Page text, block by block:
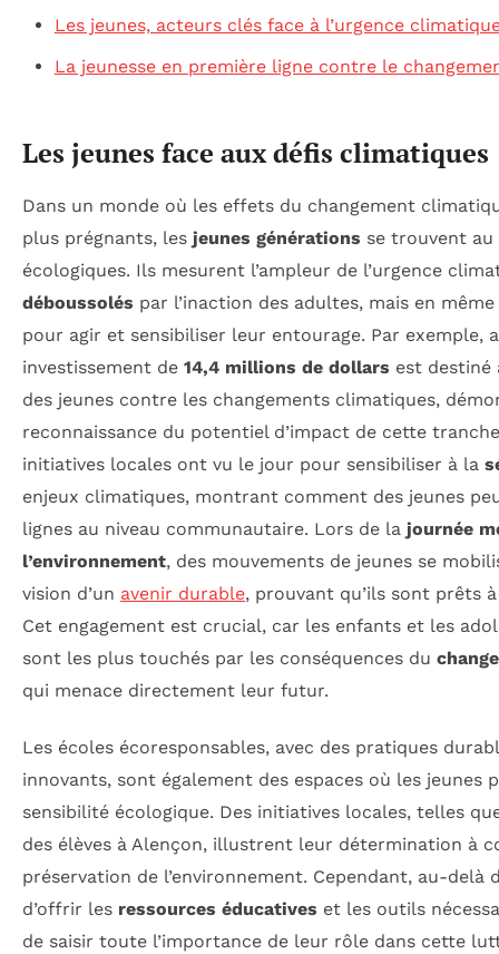
Les jeunes, acteurs clés face à l’urgence
La jeunesse en première ligne contre le
Les jeunes face aux défis climatiques
Dans un monde où les effets du changement
plus prégnants, les jeunes générations se trouvent
écologiques. Ils mesurent l’ampleur de l’urgence
déboussolés par l’inaction des adultes, mais en
pour agir et sensibiliser leur entourage. Par exemple,
investissement de 14,4 millions de dollars est destiné
des jeunes contre les changements climatiques,
reconnaissance du potentiel d’impact de cette tranche
initiatives locales ont vu le jour pour sensibiliser à la
enjeux climatiques, montrant comment des jeunes
lignes au niveau communautaire. Lors de la journée
l’environnement, des mouvements de jeunes se
vision d’un avenir durable, prouvant qu’ils sont prêts
Cet engagement est crucial, car les enfants et les
sont les plus touchés par les conséquences du
qui menace directement leur futur.
Les écoles écoresponsables, avec des pratiques
innovants, sont également des espaces où les jeunes
sensibilité écologique. Des initiatives locales, telles
des élèves à Alençon, illustrent leur détermination à
préservation de l’environnement. Cependant, au-delà
d’offrir les ressources éducatives et les outils
de saisir toute l’importance de leur rôle dans cette